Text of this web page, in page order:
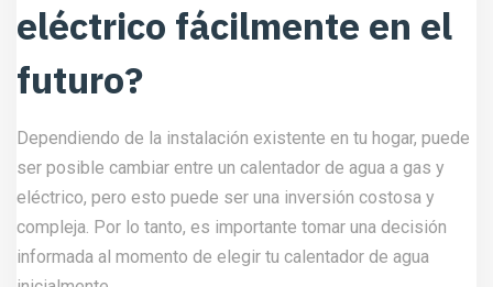
eléctrico fácilmente en el
futuro?
Dependiendo de la instalación existente en tu hogar, puede
ser posible cambiar entre un calentador de agua a gas y
eléctrico, pero esto puede ser una inversión costosa y
compleja. Por lo tanto, es importante tomar una decisión
informada al momento de elegir tu calentador de agua